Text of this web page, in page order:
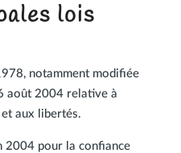
lois
notamment modifiée
août 2004 relative à
aux libertés.
2004 pour la confiance